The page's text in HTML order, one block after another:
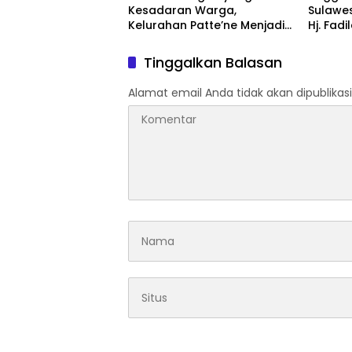
Kesadaran Warga,
Kelurahan Patte’ne Menjadi
Hj.
2026
Tinggalkan Balasan
Alamat email Anda tidak akan